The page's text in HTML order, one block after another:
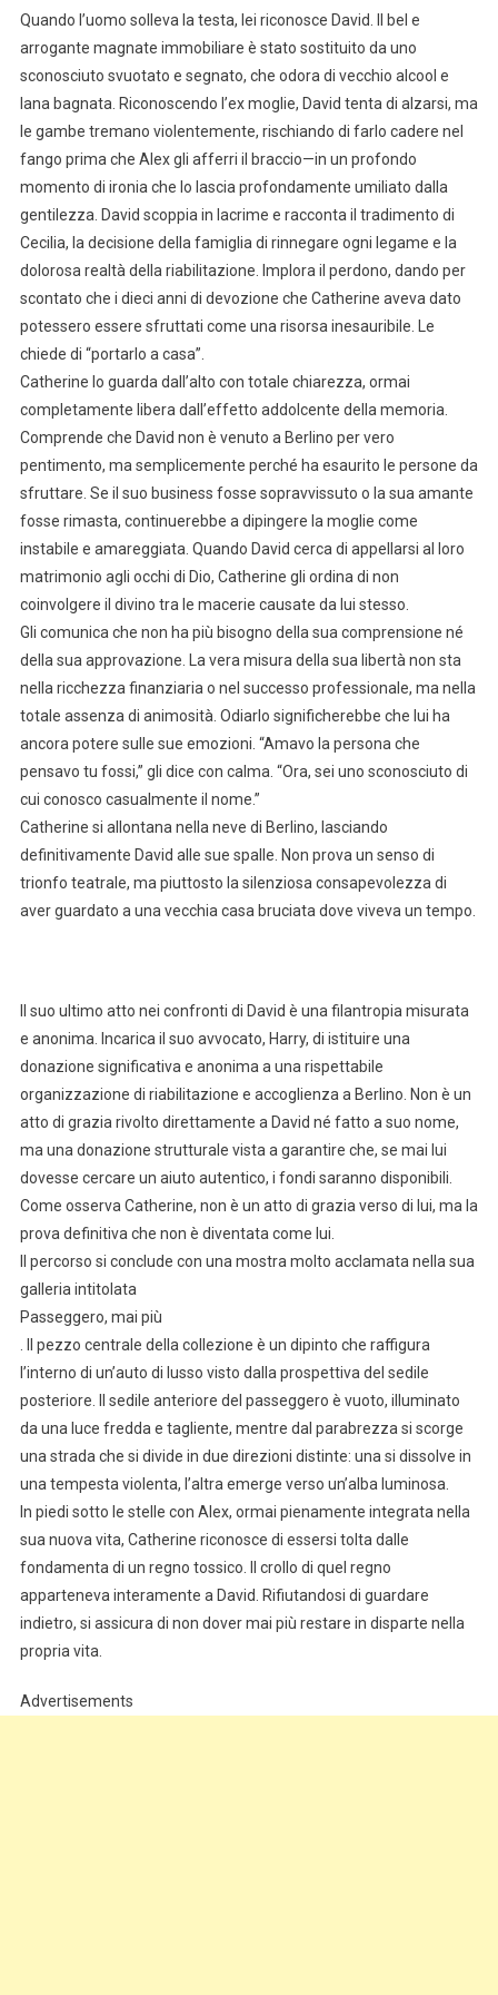
Quando l’uomo solleva la testa, lei riconosce David. Il bel e
arrogante magnate immobiliare è stato sostituito da uno
sconosciuto svuotato e segnato, che odora di vecchio alcool e
lana bagnata. Riconoscendo l’ex moglie, David tenta di alzarsi, ma
le gambe tremano violentemente, rischiando di farlo cadere nel
fango prima che Alex gli afferri il braccio—in un profondo
momento di ironia che lo lascia profondamente umiliato dalla
gentilezza. David scoppia in lacrime e racconta il tradimento di
Cecilia, la decisione della famiglia di rinnegare ogni legame e la
dolorosa realtà della riabilitazione. Implora il perdono, dando per
scontato che i dieci anni di devozione che Catherine aveva dato
potessero essere sfruttati come una risorsa inesauribile. Le
chiede di “portarlo a casa”.
Catherine lo guarda dall’alto con totale chiarezza, ormai
completamente libera dall’effetto addolcente della memoria.
Comprende che David non è venuto a Berlino per vero
pentimento, ma semplicemente perché ha esaurito le persone da
sfruttare. Se il suo business fosse sopravvissuto o la sua amante
fosse rimasta, continuerebbe a dipingere la moglie come
instabile e amareggiata. Quando David cerca di appellarsi al loro
matrimonio agli occhi di Dio, Catherine gli ordina di non
coinvolgere il divino tra le macerie causate da lui stesso.
Gli comunica che non ha più bisogno della sua comprensione né
della sua approvazione. La vera misura della sua libertà non sta
nella ricchezza finanziaria o nel successo professionale, ma nella
totale assenza di animosità. Odiarlo significherebbe che lui ha
ancora potere sulle sue emozioni. “Amavo la persona che
pensavo tu fossi,” gli dice con calma. “Ora, sei uno sconosciuto di
cui conosco casualmente il nome.”
Catherine si allontana nella neve di Berlino, lasciando
definitivamente David alle sue spalle. Non prova un senso di
trionfo teatrale, ma piuttosto la silenziosa consapevolezza di
aver guardato a una vecchia casa bruciata dove viveva un tempo.
Il suo ultimo atto nei confronti di David è una filantropia misurata
e anonima. Incarica il suo avvocato, Harry, di istituire una
donazione significativa e anonima a una rispettabile
organizzazione di riabilitazione e accoglienza a Berlino. Non è un
atto di grazia rivolto direttamente a David né fatto a suo nome,
ma una donazione strutturale vista a garantire che, se mai lui
dovesse cercare un aiuto autentico, i fondi saranno disponibili.
Come osserva Catherine, non è un atto di grazia verso di lui, ma la
prova definitiva che non è diventata come lui.
Il percorso si conclude con una mostra molto acclamata nella sua
galleria intitolata
Passeggero, mai più
. Il pezzo centrale della collezione è un dipinto che raffigura
l’interno di un’auto di lusso visto dalla prospettiva del sedile
posteriore. Il sedile anteriore del passeggero è vuoto, illuminato
da una luce fredda e tagliente, mentre dal parabrezza si scorge
una strada che si divide in due direzioni distinte: una si dissolve in
una tempesta violenta, l’altra emerge verso un’alba luminosa.
In piedi sotto le stelle con Alex, ormai pienamente integrata nella
sua nuova vita, Catherine riconosce di essersi tolta dalle
fondamenta di un regno tossico. Il crollo di quel regno
apparteneva interamente a David. Rifiutandosi di guardare
indietro, si assicura di non dover mai più restare in disparte nella
propria vita.
Advertisements